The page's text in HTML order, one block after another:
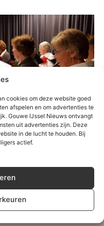
cookies om deze website goed
afspelen en om advertenties te
Gouwe IJssel Nieuws ontvangt
uit advertenties zijn. Deze
in de lucht te houden. Bij
actief.
zoekt sopranen